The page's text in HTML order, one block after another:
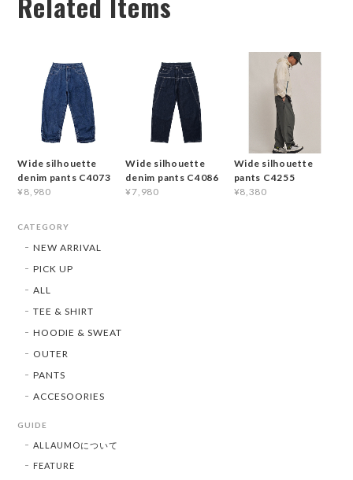
Wide silhouette
denim pants C4073
¥8,980
Wide silhouette
denim pants C4086
¥7,980
Wide silhouette
pants C4255
¥8,380
CATEGORY
NEW ARRIVAL
PICK UP
ALL
TEE & SHIRT
HOODIE & SWEAT
OUTER
PANTS
ACCESOORIES
GUIDE
ALLAUMOについて
FEATURE